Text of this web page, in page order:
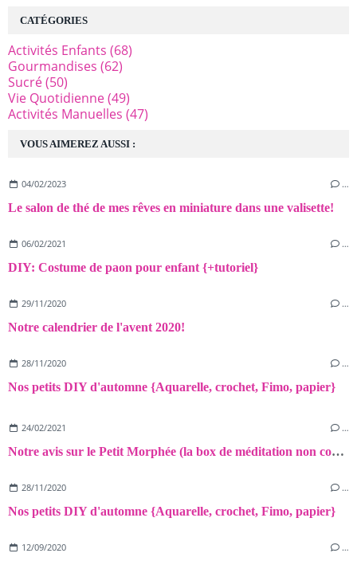
VOUS AIMEREZ AUSSI :
04/02/2023 …
Le salon de thé de mes rêves en miniature dans une valisette!
06/02/2021 …
DIY: Costume de paon pour enfant {+tutoriel}
29/11/2020 …
Notre calendrier de l'avent 2020!
28/11/2020 …
Nos petits DIY d'automne {Aquarelle, crochet, Fimo, papier}
24/02/2021 …
Notre avis sur le Petit Morphée (la box de méditation non connectée pour les enfants)!
28/11/2020 …
Nos petits DIY d'automne {Aquarelle, crochet, Fimo, papier}
12/09/2020 …
CATÉGORIES
Activités Enfants (68)
Gourmandises (62)
Sucré(50)
Vie Quotidienne(49)
Activités Manuelles (47)